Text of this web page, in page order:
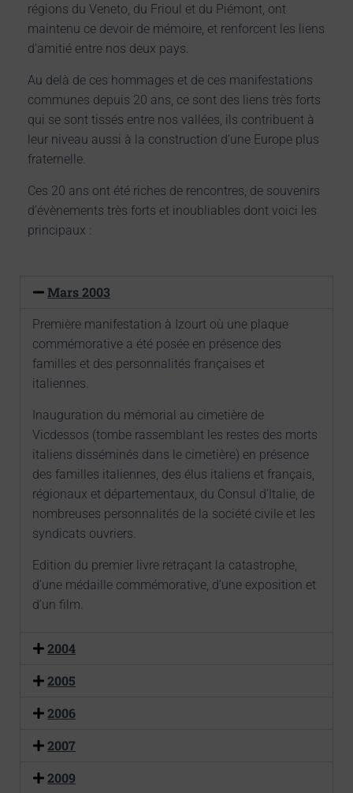
régions du Veneto, du Frioul et du Piémont, ont
maintenu ce devoir de mémoire, et renforcent les liens
d’amitié entre nos deux pays.
Au delà de ces hommages et de ces manifestations
communes depuis 20 ans, ce sont des liens très forts
qui se sont tissés entre nos vallées, ils contribuent à
leur niveau aussi à la construction d’une Europe plus
fraternelle.
Ces 20 ans ont été riches de rencontres, de souvenirs
d’évènements très forts et inoubliables dont voici les
principaux :
Mars 2003
Première manifestation à Izourt où une plaque
commémorative a été posée en présence des
familles et des personnalités françaises et
italiennes.
Inauguration du mémorial au cimetière de
Vicdessos (tombe rassemblant les restes des morts
italiens disséminés dans le cimetière) en présence
des familles italiennes, des élus italiens et français,
régionaux et départementaux, du Consul d’Italie, de
nombreuses personnalités de la société civile et les
syndicats ouvriers.
Edition du premier livre retraçant la catastrophe,
d’une médaille commémorative, d’une exposition et
d’un film.
2004
2005
2006
2007
2009